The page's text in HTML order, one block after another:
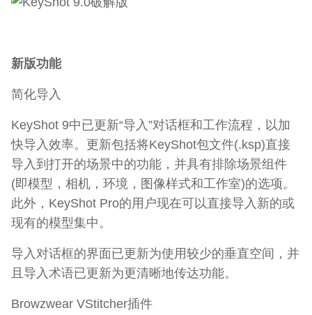
新版功能
简化导入
KeyShot 9中已更新“导入”对话框和工作流程，以加
快导入效率。更新包括将KeyShot包文件(.ksp)直接
导入到打开的场景中的功能，并具有排除场景组件
(即模型，相机，环境，图像样式和工作室)的选项。
此外，KeyShot Pro的用户现在可以直接导入新的或
现有的模型集中。
导入对话框的界面已更新为使用较少的垂直空间，并
且导入术语已更新为更清晰地传达功能。
Browzwear VStitcher插件